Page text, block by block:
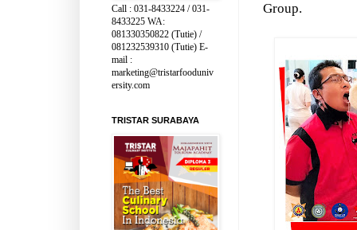
Group.
Call : 031-8433224 / 031-
8433225 WA:
081330350822 (Tutie) /
081232539310 (Tutie) E-
mail :
marketing@tristarfooduniv
ersity.com
TRISTAR SURABAYA